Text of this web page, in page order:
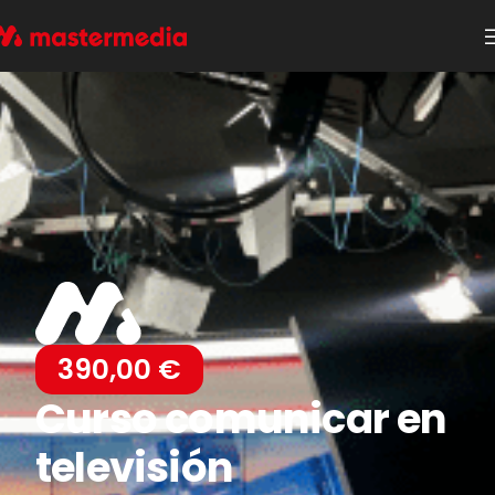
390,00 €
Curso comunicar en
televisión